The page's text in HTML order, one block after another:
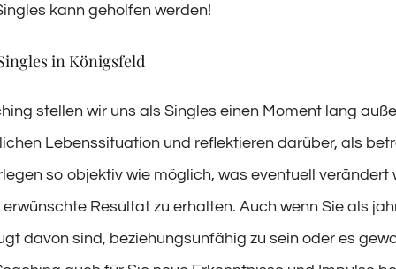
kann geholfen werden!
in Königsfeld
stellen wir uns als Singles einen Moment lang
Lebenssituation und reflektieren darüber, als
so objektiv wie möglich, was eventuell verändert
Resultat zu erhalten. Auch wenn Sie als
davon sind, beziehungsunfähig zu sein oder es